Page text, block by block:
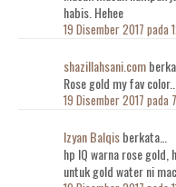
habis. Hehee
19 Disember 2017 pada
shazillahsani.com
Rose gold my fav
19 Disember 2017 pada
Izyan Balqisberkata…
hp IQ warna rose gold,
untuk gold water ni